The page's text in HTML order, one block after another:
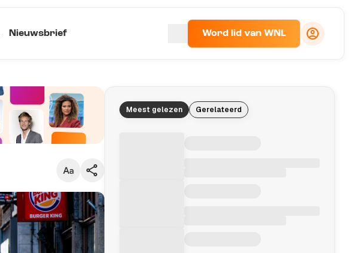
Nieuwsbrief Word lid van WNL
Klein
Standaard
Groot
Kopieer link
Meest gelezen Gerelateerd